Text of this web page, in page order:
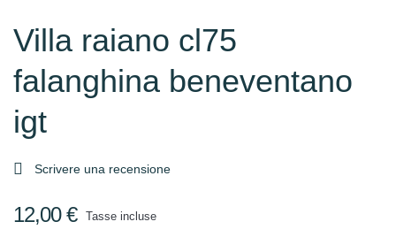
Villa raiano cl75
falanghina beneventano
igt
 Scrivere una recensione
12,00 € Tasse incluse